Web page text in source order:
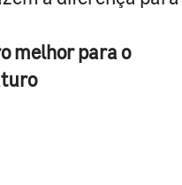
melhor para o